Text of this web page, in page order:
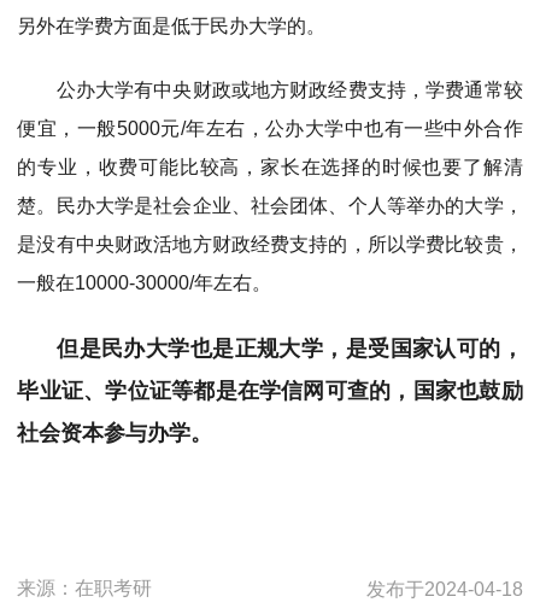
另外在学费方面是低于民办大学的。
公办大学有中央财政或地方财政经费支持，学费通常较
便宜，一般5000元/年左右，公办大学中也有一些中外合作
的专业，收费可能比较高，家长在选择的时候也要了解清
楚。民办大学是社会企业、社会团体、个人等举办的大学，
是没有中央财政活地方财政经费支持的，所以学费比较贵，
一般在10000-30000/年左右。
但是民办大学也是正规大学，是受国家认可的，
毕业证、学位证等都是在学信网可查的，国家也鼓励
社会资本参与办学。
来源：在职考研 发布于2024-04-18